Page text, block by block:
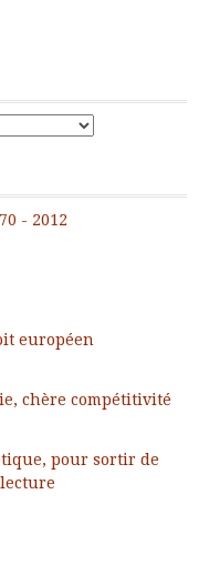
- 2012
européen
chère compétitivité
pour sortir de